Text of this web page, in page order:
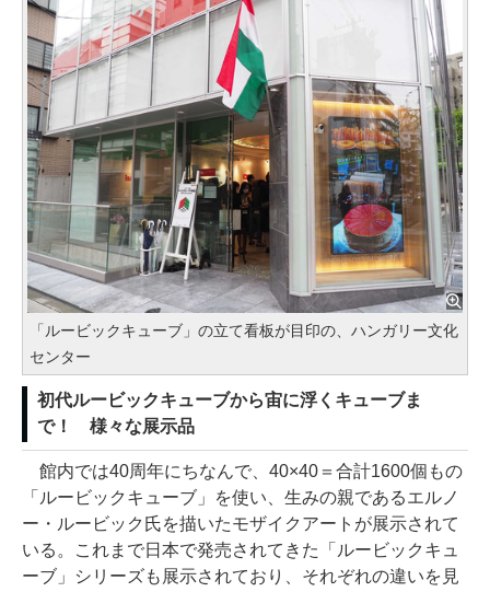
「ルービックキューブ」の立て看板が目印の、ハンガリー文化
センター
初代ルービックキューブから宙に浮くキューブま
で！ 様々な展示品
館内では40周年にちなんで、40×40＝合計1600個もの
「ルービックキューブ」を使い、生みの親であるエルノ
ー・ルービック氏を描いたモザイクアートが展示されて
いる。これまで日本で発売されてきた「ルービックキュ
ーブ」シリーズも展示されており、それぞれの違いを見